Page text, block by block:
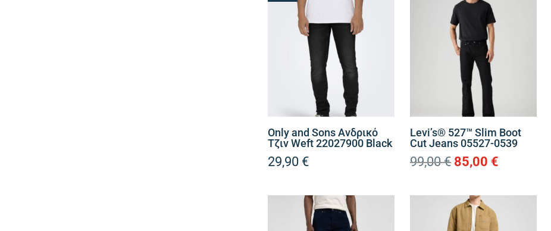
40,00 €.
Only and Sons Ανδρικό
Τζιν Weft 22027900 Black
29,90 €
Levi’s® 527™ Slim Boot
Cut Jeans 05527-0539
99,00€ Original
was:
99,00 €.
85,00 €
τιμή
85,00 €.